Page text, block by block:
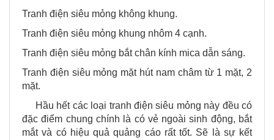
Tranh điện siêu mỏng không khung.
Tranh điện siêu mỏng khung nhôm 4 cạnh.
Tranh điện siêu mỏng bắt chân kính mica dẫn sáng.
Tranh điện siêu mỏng mặt hút nam châm từ 1 mặt, 2
mặt.
Hầu hết các loại tranh điện siêu mỏng này đều có
đặc điểm chung chính là có vẻ ngoài sinh động, bắt
mắt và có hiệu quả quảng cáo rất tốt. Sẽ là sự kết